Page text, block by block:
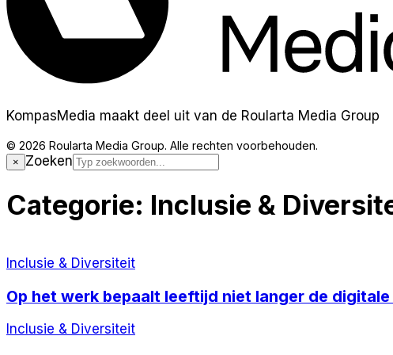
KompasMedia maakt deel uit van de Roularta Media Group
© 2026 Roularta Media Group. Alle rechten voorbehouden.
× Zoeken
Categorie: Inclusie &
Inclusie & Diversiteit
Op het werk bepaalt leeftijd niet langer de
Inclusie & Diversiteit